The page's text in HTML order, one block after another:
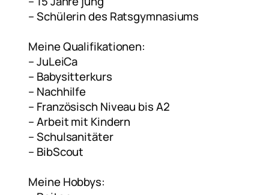
– Schülerin des Ratsgymnasiums
Meine Qualifikationen:
– ⁠JuLeiCa
– Babysitterkurs
– Nachhilfe
– Französisch Niveau bis A2
– Arbeit mit Kindern
– Schulsanitäter
– BibScout
Meine Hobbys: